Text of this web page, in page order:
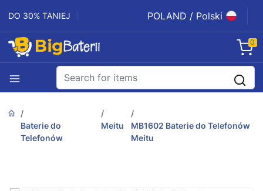
DO 30% TANIEJ POLAND / Polski
0
Baterie do
Telefonów
Meitu
MB1602 Baterie do Telefonów
Meitu